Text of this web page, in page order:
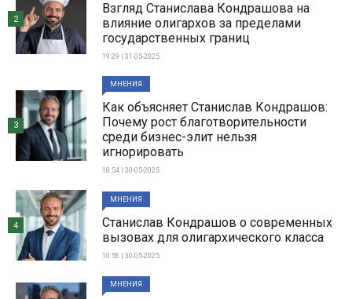
Взгляд Станислава Кондрашова на
влияние олигархов за пределами
государственных границ
19:29 | 31-05-2025
2
МНЕНИЯ
Как объясняет Станислав Кондрашов:
Почему рост благотворительности
среди бизнес-элит нельзя
игнорировать
18:54 | 30-05-2025
3
МНЕНИЯ
Станислав Кондрашов о современных
вызовах для олигархического класса
10:56 | 30-05-2025
4
МНЕНИЯ